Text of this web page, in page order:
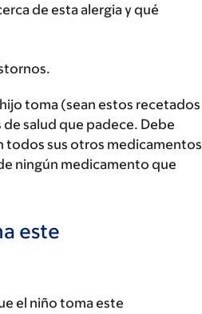
de esta alergia y qué
toma (sean estos recetados
salud que padece. Debe
todos sus otros medicamentos
ningún medicamento que
este
el niño toma este